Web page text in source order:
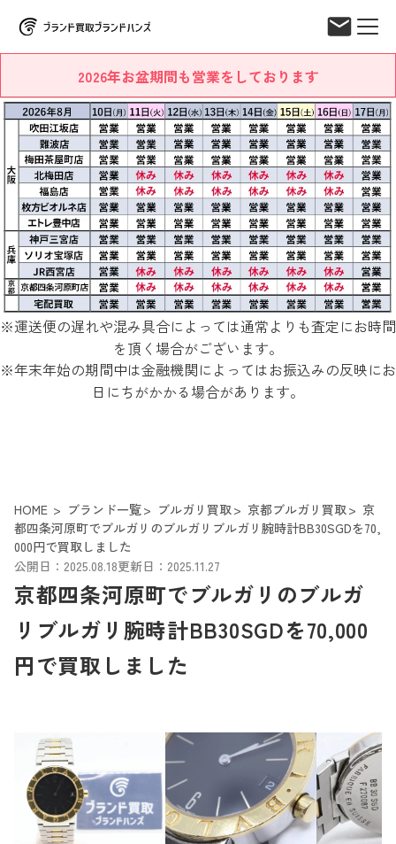
2026年お盆期間も営業をしております
※運送便の遅れや混み具合によっては通常よりも査定にお時間
を頂く場合がございます。
※年末年始の期間中は金融機関によってはお振込みの反映にお
日にちがかかる場合があります。
HOME ブランド一覧 ブルガリ買取 京都ブルガリ買取
京
都四条河原町でブルガリのブルガリブルガリ腕時計BB30SGDを70,
000円で買取しました
公開日：2025.08.18更新日：2025.11.27
京都四条河原町でブルガリのブルガ
リブルガリ腕時計BB30SGDを70,000
円で買取しました